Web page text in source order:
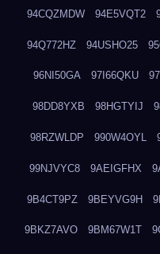
94CQZMDW 94E5VQT2
94Q772HZ 94USHO25
96NI50GA 97I66QKU
98DD8YXB 98HGTYIJ
98RZWLDP 990W4OYL
99NJVYC8 9AEIGFHX
9B4CT9PZ 9BEYVG9H
9BKZ7AVO 9BM67W1T